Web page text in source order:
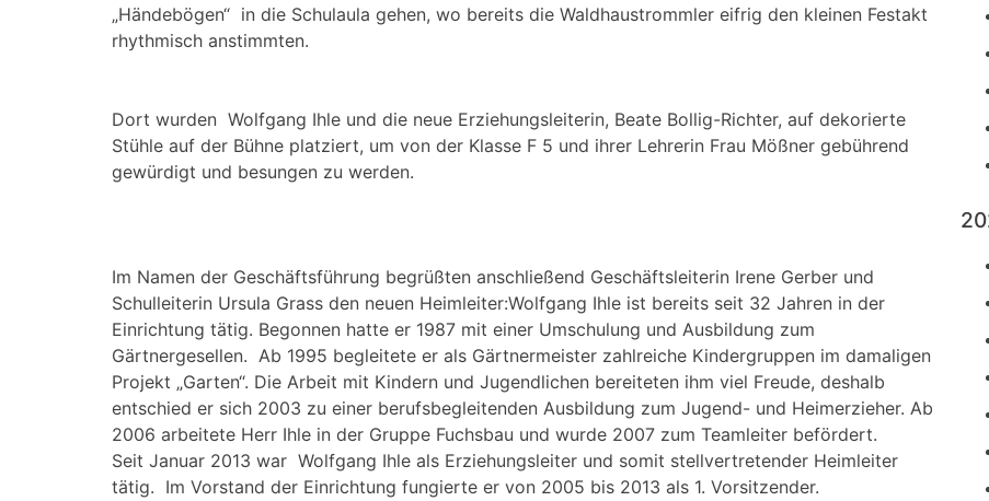
„Händebögen“ in die Schulaula gehen, wo bereits die Waldhaustrommler eifrig den kleinen Festakt
rhythmisch anstimmten.
Dort wurden Wolfgang Ihle und die neue Erziehungsleiterin, Beate Bollig-Richter, auf dekorierte
Stühle auf der Bühne platziert, um von der Klasse F 5 und ihrer Lehrerin Frau Mößner gebührend
gewürdigt und besungen zu werden.
Im Namen der Geschäftsführung begrüßten anschließend Geschäftsleiterin Irene Gerber und
Schulleiterin Ursula Grass den neuen Heimleiter:Wolfgang Ihle ist bereits seit 32 Jahren in der
Einrichtung tätig. Begonnen hatte er 1987 mit einer Umschulung und Ausbildung zum
Gärtnergesellen. Ab 1995 begleitete er als Gärtnermeister zahlreiche Kindergruppen im damaligen
Projekt „Garten“. Die Arbeit mit Kindern und Jugendlichen bereiteten ihm viel Freude, deshalb
entschied er sich 2003 zu einer berufsbegleitenden Ausbildung zum Jugend- und Heimerzieher. Ab
2006 arbeitete Herr Ihle in der Gruppe Fuchsbau und wurde 2007 zum Teamleiter befördert.
Seit Januar 2013 war Wolfgang Ihle als Erziehungsleiter und somit stellvertretender Heimleiter
tätig. Im Vorstand der Einrichtung fungierte er von 2005 bis 2013 als 1. Vorsitzender.